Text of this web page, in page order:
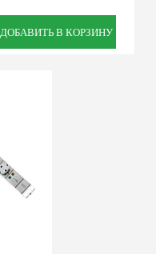
ДОБАВИТЬ В КОРЗИНУ